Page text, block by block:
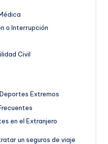
o Interrupción
Civil
Extremos
en el Extranjero
un seguros de viaje